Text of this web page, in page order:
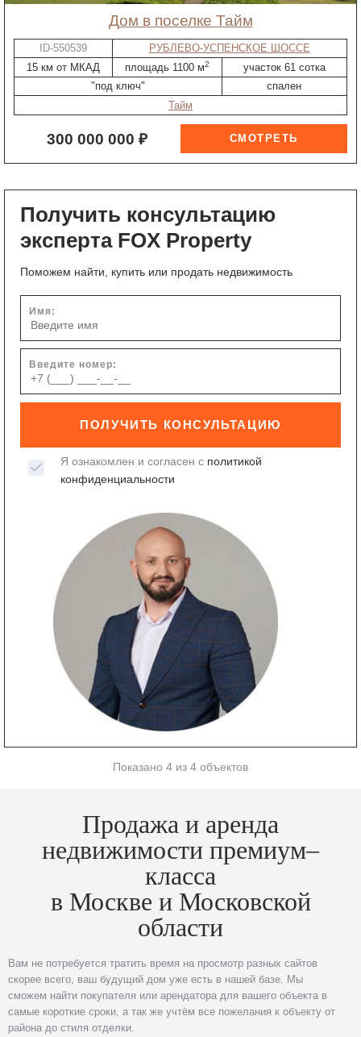
дом в поселке Тайм
ID-550539
РУБЛЕВО-УСПЕНСКОЕ ШОССЕ
15 км от МКАД
площадь 1100 м2
участок 61 сотка
"под ключ"
спален
Тайм
300 000 000 ₽
Получить консультацию
эксперта FOX Property
Поможем найти, купить или продать недвижимость
Имя:
Введите номер:
ПОЛУЧИТЬ КОНСУЛЬТАЦИЮ
Я ознакомлен и согласен с политикой
конфиденциальности
Показано 4 из 4 объектов
Продажа и аренда
недвижимости премиум–
класса
в Москве и Московской
области
Вам не потребуется тратить время на просмотр разных сайтов
скорее всего, ваш будущий дом уже есть в нашей базе. Мы
сможем найти покупателя или арендатора для вашего объекта в
самые короткие сроки, а так же учтём все пожелания к объекту от
района до стиля отделки.